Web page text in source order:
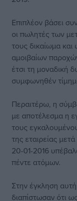
Επιπλέον βάσει
οι πωλητές των
τους δικαίωμα
αμοιβαίων
έτσι τη μοναδική
συμφωνηθέν
Περαιτέρω, η
με αποτέλεσμα η
τους
της εταιρείας
20-01-2016
πέντε ατόμων.
Στην έγκληση
διαπίστωσαν ότι